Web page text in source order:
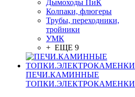
Дымоходы ПиК
Колпаки, флюгеры
Трубы, переходники,
тройники
УМК
+ ЕЩЕ 9
ПЕЧИ.КАМИННЫЕ
ТОПКИ.ЭЛЕКТРОКАМЕНКИ